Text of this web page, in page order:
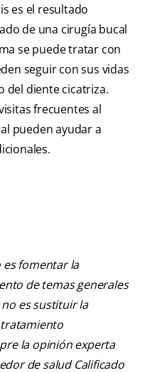
es el resultado
de una cirugía bucal
se puede tratar con
seguir con sus vidas
del diente cicatriza.
frecuentes al
pueden ayudar a
es fomentar la
de temas generales
es sustituir la
la opinión experta
de salud Calificado